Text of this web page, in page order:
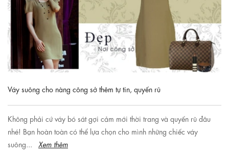
Váy suông cho nàng công sở thêm tự tin, quyến rũ
Không phải cứ váy bó sát gợi cảm mới thời trang và quyến rũ đâu
nhé! Bạn hoàn toàn có thể lựa chọn cho mình những chiếc váy
suông...
Xem thêm